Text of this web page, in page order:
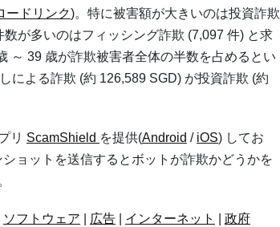
ードリンク)。特に被害額が大きいのは投資詐欺
が多いのはフィッシング詐欺 (7,097 件) と求
～ 39 歳が詐欺被害者全体の半数を占めるとい
による詐欺 (約 126,589 SGD) が投資詐欺 (約
リ ScamShield を提供(Android / iOS) してお
ョットを送信するとボットが詐欺かどうかを
。
ソフトウェア 広告 インターネット 政府